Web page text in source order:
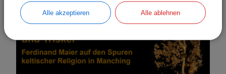
Alle akzeptieren Alle ablehnen